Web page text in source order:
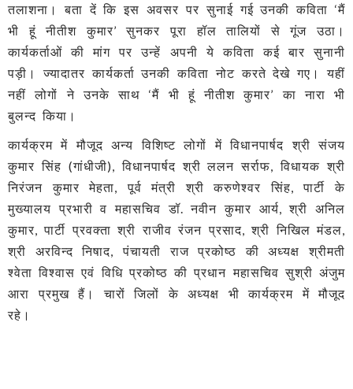
तलाशना। बता दें कि इस अवसर पर सुनाई गई उनकी कविता ‘मैं
भी हूं नीतीश कुमार’ सुनकर पूरा हॉल तालियों से गूंज उठा।
कार्यकर्ताओं की मांग पर उन्हें अपनी ये कविता कई बार सुनानी
पड़ी। ज्यादातर कार्यकर्ता उनकी कविता नोट करते देखे गए। यहीं
नहीं लोगों ने उनके साथ ‘मैं भी हूं नीतीश कुमार’ का नारा भी
बुलन्द किया।
कार्यक्रम में मौजूद अन्य विशिष्ट लोगों में विधानपार्षद श्री संजय
कुमार सिंह (गांधीजी), विधानपार्षद श्री ललन सर्राफ, विधायक श्री
निरंजन कुमार मेहता, पूर्व मंत्री श्री करुणेश्वर सिंह, पार्टी के
मुख्यालय प्रभारी व महासचिव डॉ. नवीन कुमार आर्य, श्री अनिल
कुमार, पार्टी प्रवक्ता श्री राजीव रंजन प्रसाद, श्री निखिल मंडल,
श्री अरविन्द निषाद, पंचायती राज प्रकोष्ठ की अध्यक्ष श्रीमती
श्वेता विश्वास एवं विधि प्रकोष्ठ की प्रधान महासचिव सुश्री अंजुम
आरा प्रमुख हैं। चारों जिलों के अध्यक्ष भी कार्यक्रम में मौजूद
रहे।